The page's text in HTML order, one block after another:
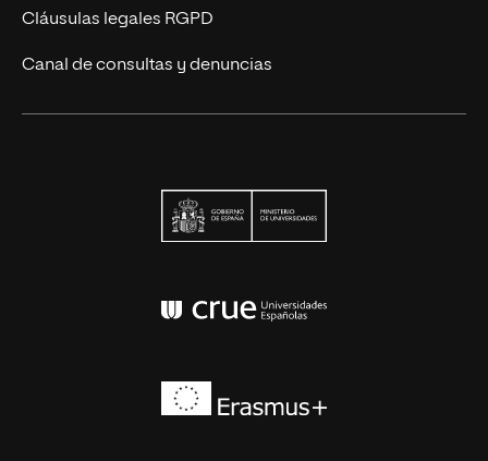
Cláusulas legales RGPD
Canal de consultas y denuncias
Conferencia de